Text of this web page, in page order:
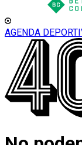
AGENDA